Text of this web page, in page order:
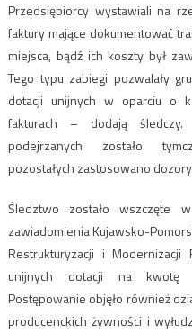
Przedsiębiorcy wystawiali na
faktury mające dokumentować
miejsca, bądź ich koszty był
Tego typu zabiegi pozwalały
dotacji unijnych w oparciu o
fakturach – dodają
podejrzanych zostało
pozostałych zastosowano
Śledztwo zostało wszczęte
zawiadomienia Kujawsko-
Restrukturyzacji i Modernizacji
unijnych dotacji na kwotę
Postępowanie objęło również
producenckich żywności i